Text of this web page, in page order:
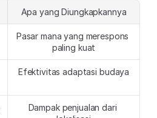
Apa yang Diungkapkannya
Pasar mana yang merespons
paling kuat
Efektivitas adaptasi budaya
Dampak penjualan dari